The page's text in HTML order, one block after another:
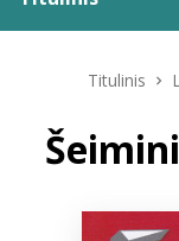
Leidiniai
Titulinis